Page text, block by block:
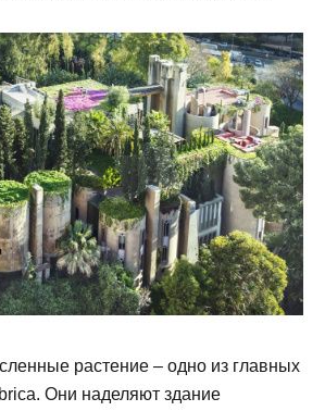
растение – одно из главных
Они наделяют здание